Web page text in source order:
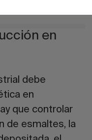
en
debe
en
que controlar
de esmaltes, la